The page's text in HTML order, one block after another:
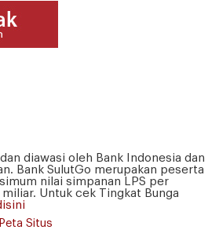
diawasi oleh Bank Indonesia dan
Bank SulutGo merupakan peserta
nilai simpanan LPS per
miliar. Untuk cek Tingkat Bunga
Peta Situs